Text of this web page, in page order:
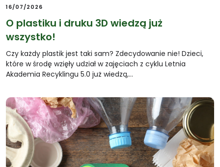
16/07/2026
O plastiku i druku 3D wiedzą już
wszystko!
Czy każdy plastik jest taki sam? Zdecydowanie nie! Dzieci,
które w środę wzięły udział w zajęciach z cyklu Letnia
Akademia Recyklingu 5.0 już wiedzą,…